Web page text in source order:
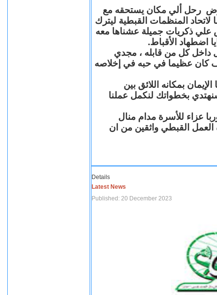
رحل ألي مكان يستحقه مع
المنظمات القبطية ليترك
علي ذكريات جميلة عشناها معه
اضطهاد الأقباط.
داخل كل من قابله ، مجدي
عظيما في حبه في إخلاصه
بمكانه اللائق بين
بخطواتك لنكمل عملنا
عزاء للأسرة مدام منال
العمل القبطي واثقين من ان
Details
Latest News
Published: 20 December 2023